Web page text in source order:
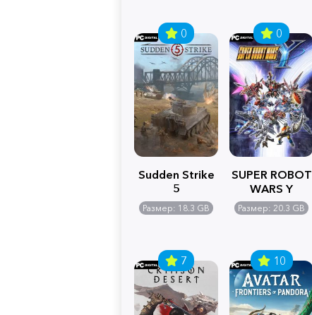
0
Sudden Strike
5
Размер: 18.3 GB
0
SUPER ROBOT
WARS Y
Размер: 20.3 GB
7 10